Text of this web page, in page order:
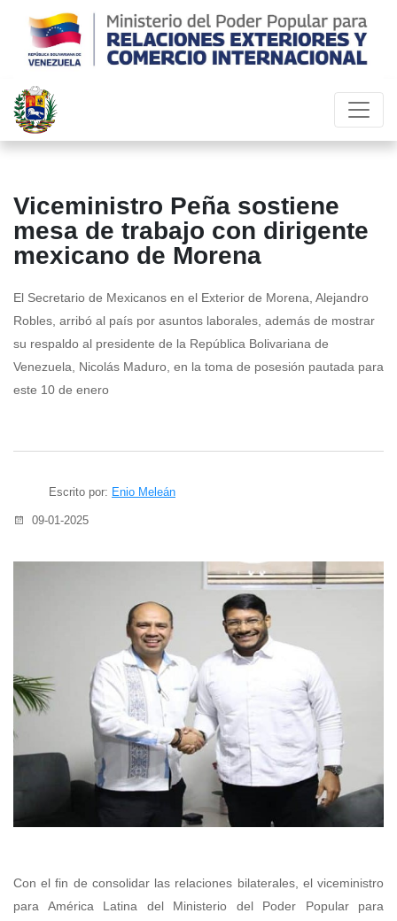
Viceministro Peña sostiene
mesa de trabajo con dirigente
mexicano de Morena
El Secretario de Mexicanos en el Exterior de Morena, Alejandro
Robles, arribó al país por asuntos laborales, además de mostrar
su respaldo al presidente de la República Bolivariana de
Venezuela, Nicolás Maduro, en la toma de posesión pautada para
este 10 de enero
Escrito por: Enio Meleán
09-01-2025
Con el fin de consolidar las relaciones bilaterales, el viceministro
para América Latina del Ministerio del Poder Popular para